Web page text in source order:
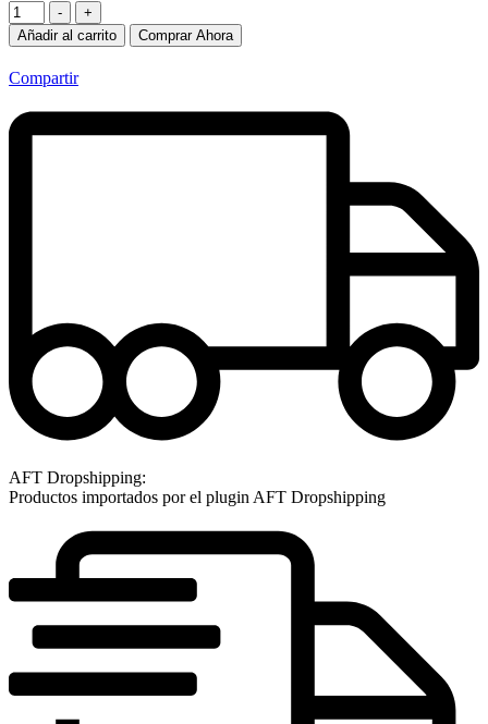
-
+
Añadir al carrito
Comprar Ahora
Compartir
AFT Dropshipping:
Productos importados por el plugin AFT Dropshipping